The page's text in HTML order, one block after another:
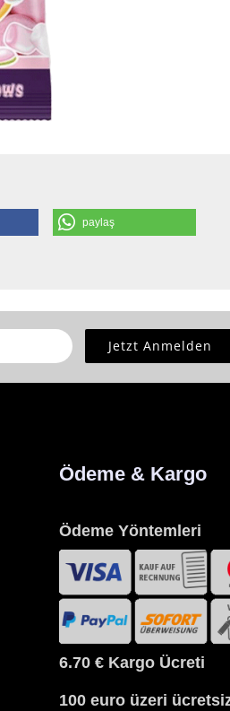
paylaş
Ödeme & Kargo
Ödeme Yöntemleri
6.70 € Kargo Ücreti
100 euro üzeri